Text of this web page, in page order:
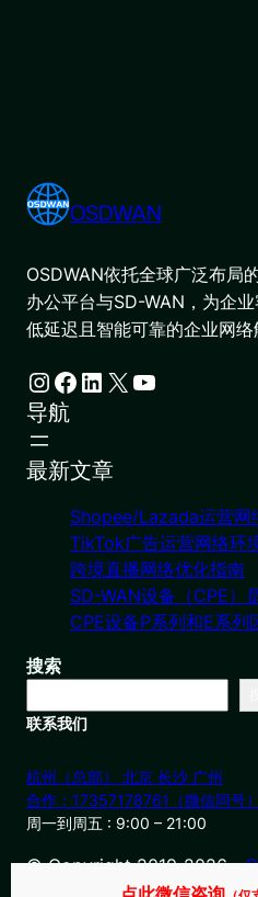
OSDWAN
OSDWAN依托全球广泛布局
办公平台与SD-WAN，为企
低延迟且智能可靠的企业网络
Instagram Facebook LinkedIn X YouTube
导航
最新文章
Shopee/Lazada运营网
TikTok广告运营网络环
跨境直播网络优化指南
SD-WAN设备（CPE）
CPE设备P系列和E系列
搜索
联系我们
杭州（总部） 北京 长沙 广州
合作：17357178761（微信同号）
周一到周五 : 9:00 – 21:00
© Copyright 2019-2026・